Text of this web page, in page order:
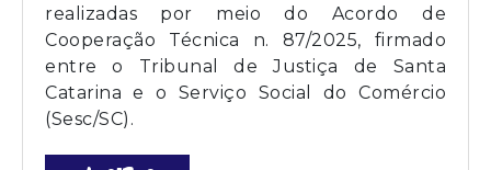
realizadas por meio do Acordo de
Cooperação Técnica n. 87/2025, firmado
entre o Tribunal de Justiça de Santa
Catarina e o Serviço Social do Comércio
(Sesc/SC).